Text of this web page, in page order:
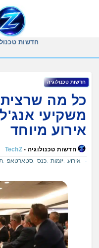
חדשות
חדשות טכנולוגיה
כל מה
משקיעי אנג'ל
אירוע מיוחד
חדשות טכנולוגיה -TechZ
אירוע
יזמות כנס סטארטאפ